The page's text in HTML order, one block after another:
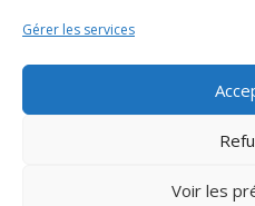
Gérer les services
Voir les
Réalisé avecWeby Lab|